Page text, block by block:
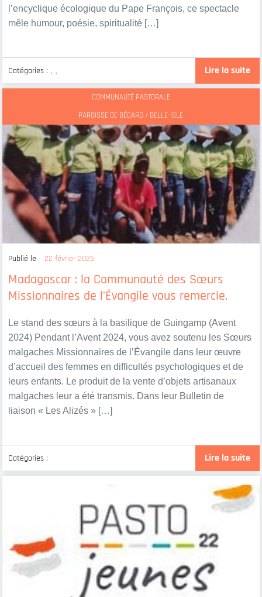
l’encyclique écologique du Pape François, ce spectacle
mêle humour, poésie, spiritualité […]
Lire la suite
Catégories : , ,
COMMUNAUTÉ PASTORALE
PAROISSE DE BÉGARD / BELLE-ISLE
Madagascar : la Communauté des Sœurs
Missionnaires de l’Évangile vous remercie.
Publié le 22 février 2025
Le stand des sœurs à la basilique de Guingamp (Avent
2024) Pendant l’Avent 2024, vous avez soutenu les Sœurs
malgaches Missionnaires de l’Évangile dans leur œuvre
d’accueil des femmes en difficultés psychologiques et de
leurs enfants. Le produit de la vente d’objets artisanaux
malgaches leur a été transmis. Dans leur Bulletin de
liaison « Les Alizés » […]
Lire la suite
Catégories :